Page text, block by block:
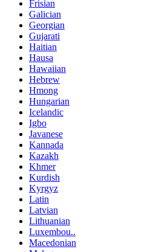
Frisian
Galician
Georgian
Gujarati
Haitian
Hausa
Hawaiian
Hebrew
Hmong
Hungarian
Icelandic
Igbo
Javanese
Kannada
Kazakh
Khmer
Kurdish
Kyrgyz
Latin
Latvian
Lithuanian
Luxembou..
Macedonian